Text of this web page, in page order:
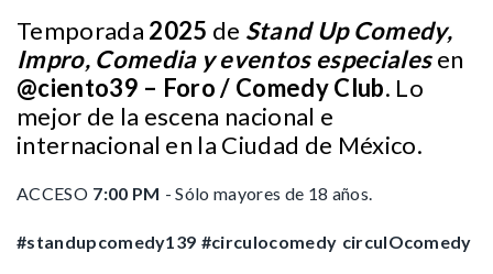
Temporada 2025 de Stand Up Comedy,
Impro, Comedia y eventos especiales en
@ciento39 – Foro / Comedy Club. Lo
mejor de la escena nacional e
internacional en la Ciudad de México.
ACCESO 7:00 PM - Sólo mayores de 18 años.
#standupcomedy139 #circulocomedy circulOcomedy